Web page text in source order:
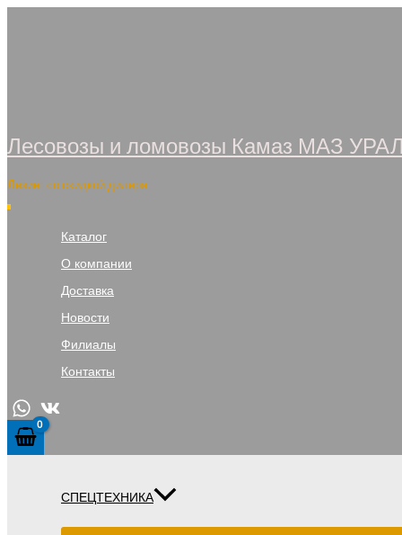
Лесовозы и ломовозы Камаз МАЗ
Лизинг со скидкой дилера
Каталог
О компании
Доставка
Новости
Филиалы
Контакты
СПЕЦТЕХНИКА